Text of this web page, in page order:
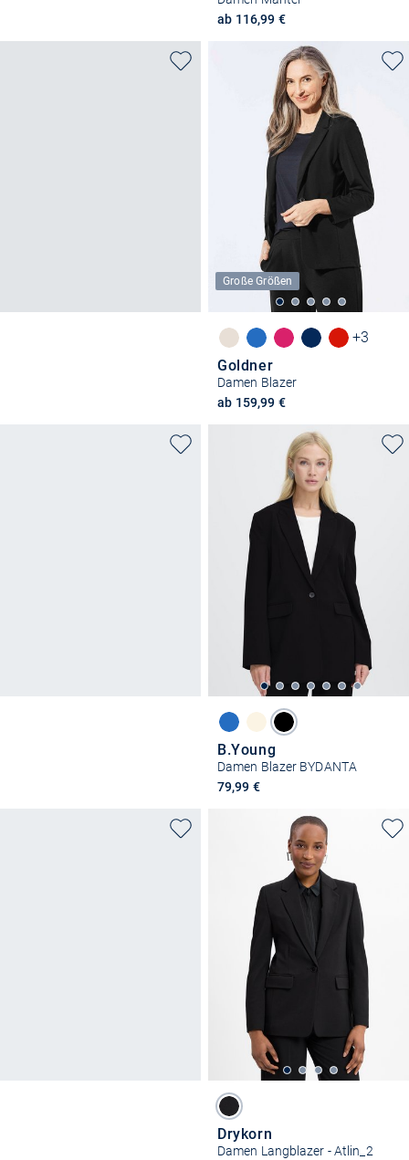
ab 116,99 €
Große Größen
+3
Goldner
Damen Blazer
ab 159,99 €
B.Young
Damen Blazer BYDANTA
79,99 €
Drykorn
Damen Langblazer - Atlin_2